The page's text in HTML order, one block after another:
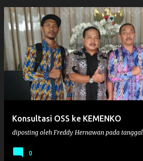
o
s
t
Konsultasi OSS ke KEMENKO
diposting oleh Freddy Hernawan pada tanggal
0